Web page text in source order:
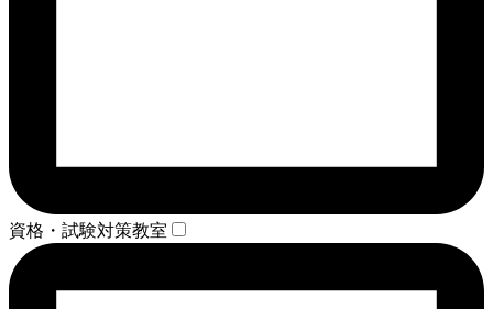
資格・試験対策教室